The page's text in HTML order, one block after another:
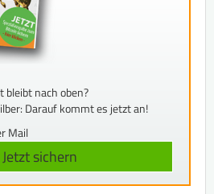
bleibt nach oben?
Darauf kommt es jetzt an!
Mail
sichern